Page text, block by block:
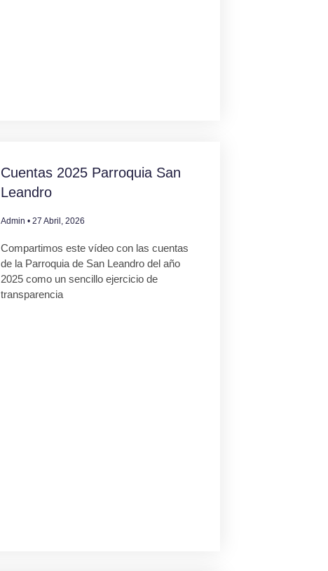
Cuentas 2025 Parroquia San
Leandro
Admin 27 Abril, 2026
Compartimos este vídeo con las cuentas
de la Parroquia de San Leandro del año
2025 como un sencillo ejercicio de
transparencia